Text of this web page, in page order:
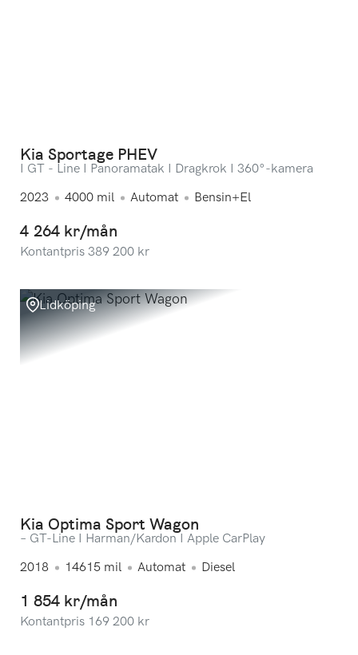
Kia Sportage PHEV
I GT - Line I Panoramatak I Dragkrok I 360°-kamera
2023
4000 mil Automat Bensin+El
4 264 kr/mån
Kontantpris 389 200 kr
Lidköping
Kia Optima Sport Wagon
– GT-Line I Harman/Kardon I Apple CarPlay
2018
14615 mil Automat Diesel
1 854 kr/mån
Kontantpris 169 200 kr